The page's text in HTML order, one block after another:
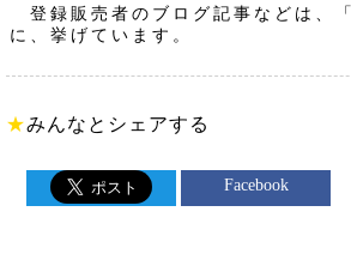
登録販売者のブログ記事などは、「
に、挙げています。
★みんなとシェアする
Facebook